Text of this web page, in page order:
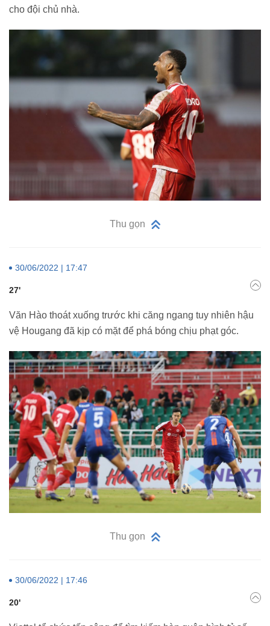
cho đội chủ nhà.
Thu gọn
30/06/2022 | 17:47
27'
Văn Hào thoát xuống trước khi căng ngang tuy nhiên hậu
vệ Hougang đã kịp có mặt để phá bóng chịu phạt góc.
Thu gọn
30/06/2022 | 17:46
20'